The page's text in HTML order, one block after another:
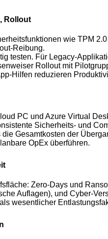
Rollout
wie TPM
Reibung.
testen. Für Legacy-
Rollout mit
Hilfen reduzieren
PC und Azure Virtual
Sicherheits- und
Gesamtkosten der
OpEx überführen.
Zero-Days und
Auflagen), und Cyber-
wesentlicher